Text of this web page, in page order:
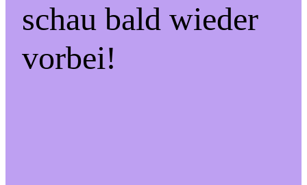
schau bald wieder
vorbei!